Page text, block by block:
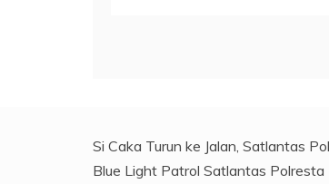
Si Caka Turun ke Jalan, Satlantas
Blue Light Patrol Satlantas Polresta